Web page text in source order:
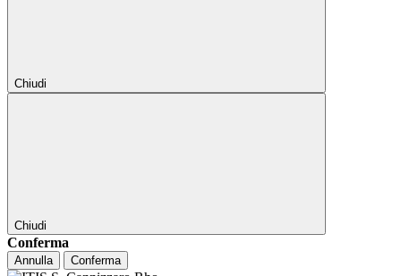
Chiudi
Chiudi
Conferma
Annulla Conferma